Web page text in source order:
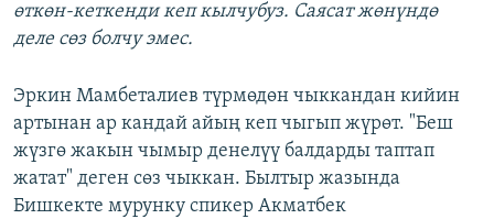
өткөн-кеткенди кеп кылчубуз. Саясат жөнүндө
деле сөз болчу эмес.
Эркин Мамбеталиев түрмөдөн чыккандан кийин
артынан ар кандай айың кеп чыгып жүрөт. "Беш
жүзгө жакын чымыр денелүү балдарды таптап
жатат" деген сөз чыккан. Былтыр жазында
Бишкекте мурунку спикер Акматбек